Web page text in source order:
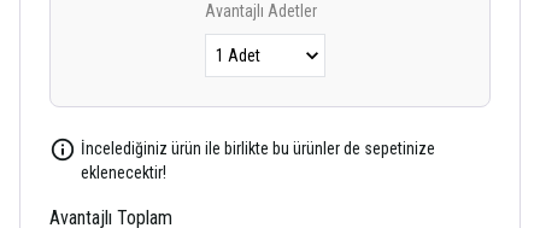
Avantajlı Adetler
İncelediğiniz ürün ile birlikte bu ürünler de sepetinize
eklenecektir!
Avantajlı Toplam